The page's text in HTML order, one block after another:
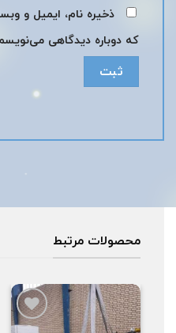
ذخیره نام، ایمیل و
که دوباره دیدگاهی
محصولات مرتبط